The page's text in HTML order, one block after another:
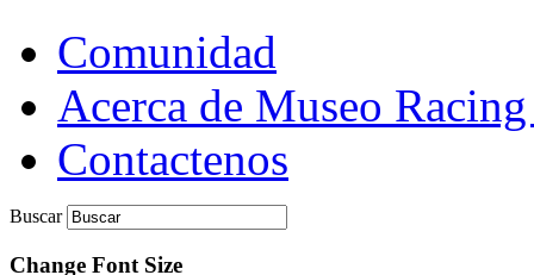
Comunidad
Acerca de Museo
Contactenos
Buscar
Change Font Size